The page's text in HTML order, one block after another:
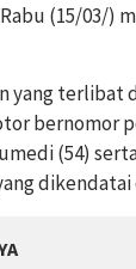
(15/03/)
yang terlibat
bernomor
(54)